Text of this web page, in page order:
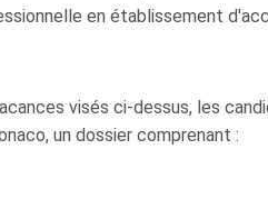
en établissement
visés ci-dessus, les
un dossier comprenant :